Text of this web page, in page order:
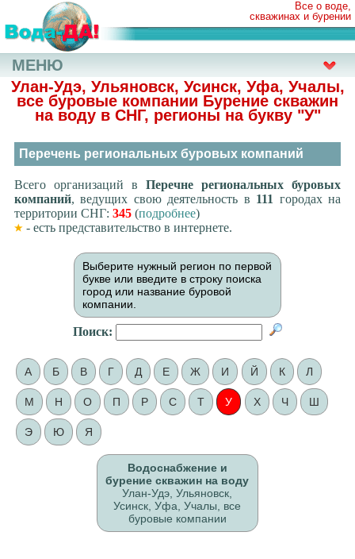
Все о воде,
скважинах и бурении
Улан-Удэ, Ульяновск, Усинск, Уфа, Учалы,
все буровые компании Бурение скважин
на воду в СНГ, регионы на букву "У"
Перечень региональных буровых компаний
Всего организаций вПеречне региональных буровых
компаний, ведущих свою деятельность в 111 городах на
территории СНГ: 345(подробнее)
- есть представительство в интернете.
Выберите нужный регион по первой
букве или введите в строку поиска
город или название буровой
компании.
Поиск:
А Б В Г Д Е Ж И Й К Л
М Н О П Р С Т У Х Ч Ш
Э Ю Я
Водоснабжение и
бурение скважин на воду
Улан-Удэ, Ульяновск,
Усинск, Уфа, Учалы, все
буровые компании
МЕНЮ